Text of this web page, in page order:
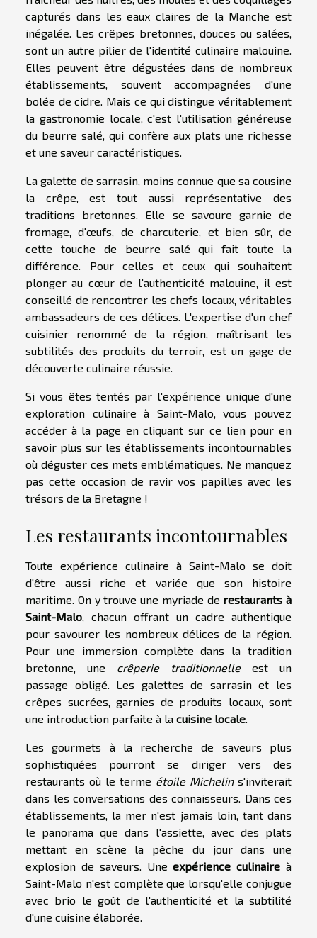
capturés dans les eaux claires de la Manche est
inégalée. Les crêpes bretonnes, douces ou salées,
sont un autre pilier de l'identité culinaire malouine.
Elles peuvent être dégustées dans de nombreux
établissements, souvent accompagnées d'une
bolée de cidre. Mais ce qui distingue véritablement
la gastronomie locale, c'est l'utilisation généreuse
du beurre salé, qui confère aux plats une richesse
et une saveur caractéristiques.
La galette de sarrasin, moins connue que sa cousine
la crêpe, est tout aussi représentative des
traditions bretonnes. Elle se savoure garnie de
fromage, d'œufs, de charcuterie, et bien sûr, de
cette touche de beurre salé qui fait toute la
différence. Pour celles et ceux qui souhaitent
plonger au cœur de l'authenticité malouine, il est
conseillé de rencontrer les chefs locaux, véritables
ambassadeurs de ces délices. L'expertise d'un chef
cuisinier renommé de la région, maîtrisant les
subtilités des produits du terroir, est un gage de
découverte culinaire réussie.
Si vous êtes tentés par l'expérience unique d'une
exploration culinaire à Saint-Malo, vous pouvez
accéder à la page en cliquant sur ce lien pour en
savoir plus sur les établissements incontournables
où déguster ces mets emblématiques. Ne manquez
pas cette occasion de ravir vos papilles avec les
trésors de la Bretagne !
Les restaurants incontournables
Toute expérience culinaire à Saint-Malo se doit
d'être aussi riche et variée que son histoire
maritime. On y trouve une myriade de restaurants à
Saint-Malo, chacun offrant un cadre authentique
pour savourer les nombreux délices de la région.
Pour une immersion complète dans la tradition
bretonne, une crêperie traditionnelleest un
passage obligé. Les galettes de sarrasin et les
crêpes sucrées, garnies de produits locaux, sont
une introduction parfaite à la cuisine locale.
Les gourmets à la recherche de saveurs plus
sophistiquées pourront se diriger vers des
restaurants où le terme étoile Michelins'inviterait
dans les conversations des connaisseurs. Dans ces
établissements, la mer n'est jamais loin, tant dans
le panorama que dans l'assiette, avec des plats
mettant en scène la pêche du jour dans une
explosion de saveurs. Uneexpérience culinaire à
Saint-Malo n'est complète que lorsqu'elle conjugue
avec brio le goût de l'authenticité et la subtilité
d'une cuisine élaborée.